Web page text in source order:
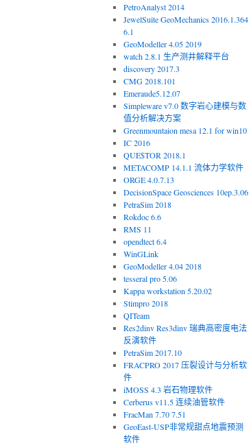
PetroAnalyst 2014
JewelSuite GeoMechanics 2016.1.364
6.1
GeoModeller 4.05 2019
watch 2.8.1 生产测井解释平台
discovery 2017.3
CMG 2018.101
Emeraude5.12.07
Simpleware v7.0 数字岩心建模与数
值分析解决方案
Greenmountaion mesa 12.1 for win10
IC 2016
QUE$TOR 2018.1
METACOMP 14.1.1 流体力学软件
ORGE 4.0.7.13
DecisionSpace Geosciences 10ep.3.06
PetraSim 2018
Rokdoc 6.6
RMS 11
opendtect 6.4
WinGLink
GeoModeller 4.04 2018
tesseral pro 5.06
Kappa workstation 5.20.02
Stimpro 2018
QITeam
Res2dinv Res3dinv 瑞典高密度电法
反演软件
PetraSim 2017.10
FRACPRO 2017 压裂设计与分析软
件
iMOSS 4.3 岩石物理软件
Cerberus v11.5 连续油管软件
FracMan 7.70 7.51
GeoEast-USP非常规甜点地震预测
软件